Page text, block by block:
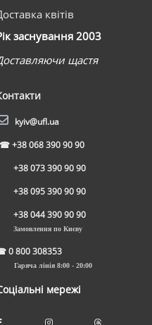
квітів
заснування 2003
щастя
kyiv@ufl.ua
☎+38 068 390 90 90
+38 073 390 90 90
+38 095 390 90 90
+38 044 390 90 90
Замовлення по Києву
0 800 308353
Гаряча лінія 8:00 - 20:00
мережі